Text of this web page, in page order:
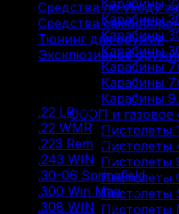
Карабины
Карабины
Карабины
Карабины
Карабины
Карабины
Карабины
ОООП и газовое
Пистолеты
Пистолеты
Пистолеты
Пистолеты
Пистолеты
Пистолеты
Средства по уходу
Средства
Тюнинг для оружия
Эксклюзивное
.22 LR (9)
.22 WMR
(2)
.223 Rem (8)
.243 WIN (2)
.30-06 Springfield (8)
.300 Win Mag (3)
.308 WIN (12)